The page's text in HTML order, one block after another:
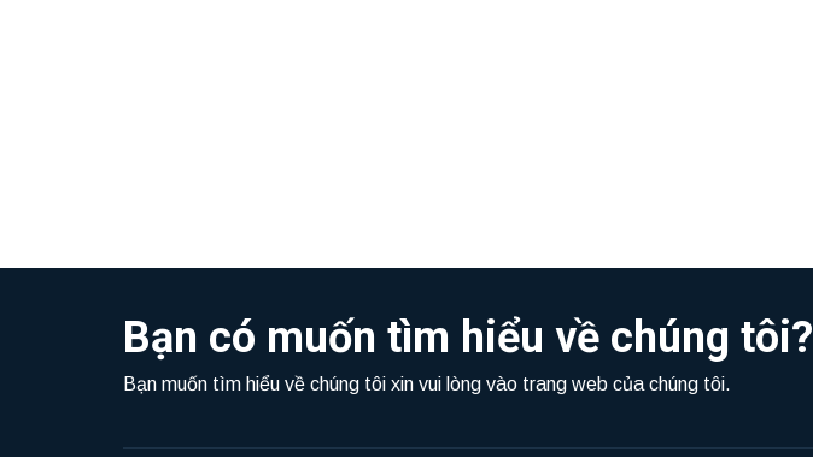
Bạn có muốn tìm hiểu về chúng tôi?
Bạn muốn tìm hiểu về chúng tôi xin vui lòng vào trang web của chúng tôi.